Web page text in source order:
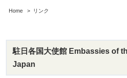
Home > リンク
駐日各国大使館 Embassies of
Japan